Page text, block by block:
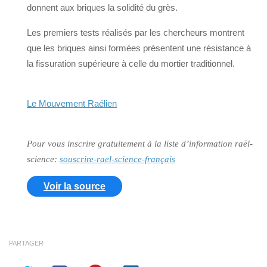
donnent aux briques la solidité du grès.
Les premiers tests réalisés par les chercheurs montrent
que les briques ainsi formées présentent une résistance à
la fissuration supérieure à celle du mortier traditionnel.
Le Mouvement Raélien
Pour vous inscrire gratuitement à la liste d’information raël-
science: souscrire-rael-science-français
Voir la source
PARTAGER